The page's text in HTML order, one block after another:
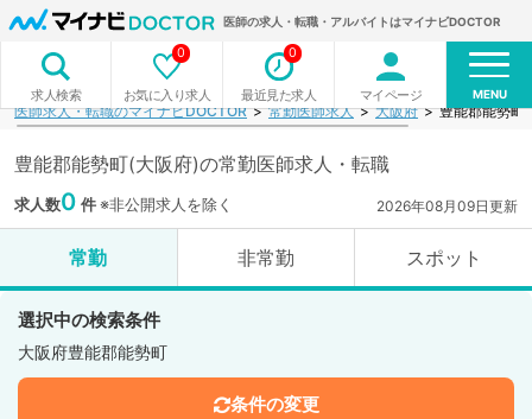
医師の求人・転職・アルバイトはマイナビDOCTOR
求人検索 お気に入り求人
0
最近見た求人
0
マイページ MENU
医師求人・転職のマイナビDOCTOR 常勤医師求人 大阪府 豊能郡能勢町
豊能郡能勢町(大阪府)の常勤医師求人・転職
求人数0 件※非公開求人を除く 2026年08月09日更新
常勤 非常勤 スポット
選択中の検索条件
大阪府豊能郡能勢町
条件の変更